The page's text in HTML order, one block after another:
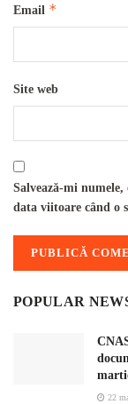
Email *
Site web
Salvează-mi
data viitoare când o
POPULAR
22